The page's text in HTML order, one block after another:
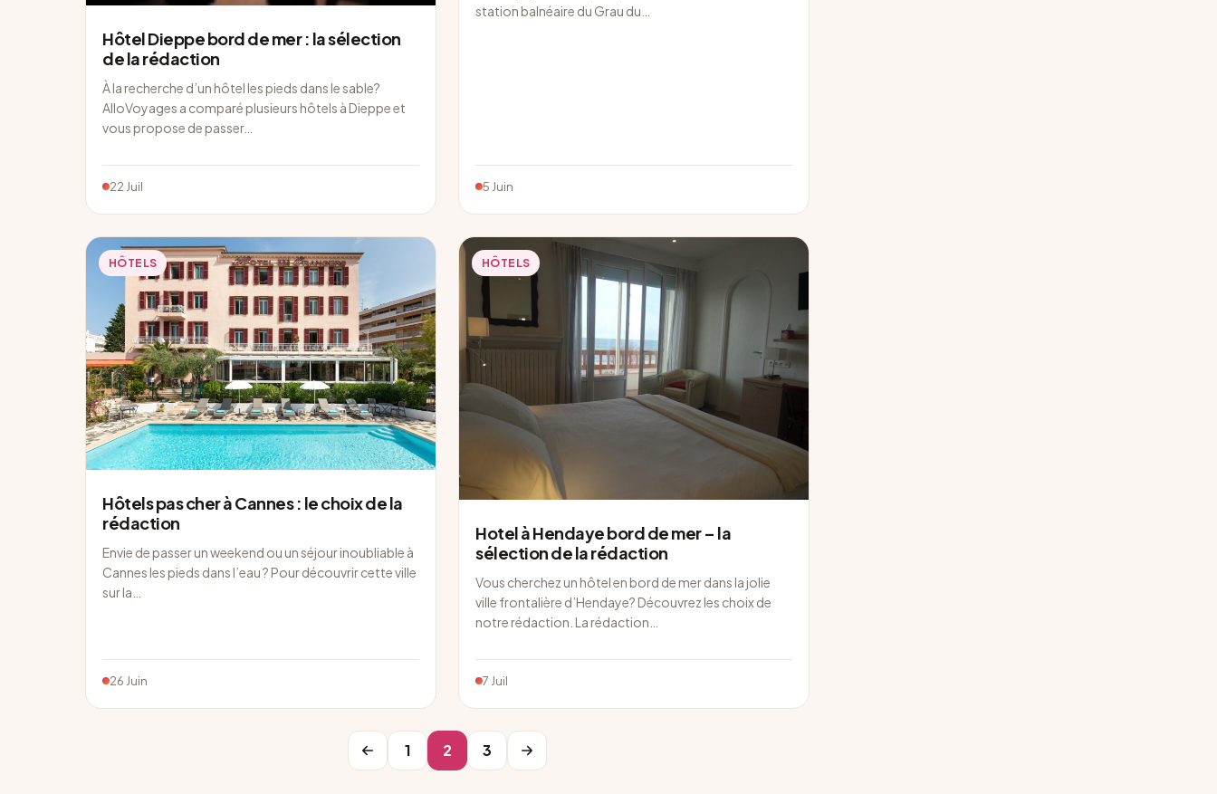
Hôtel Dieppe bord de mer : la sélection
de la rédaction
À la recherche d’un hôtel les pieds dans le sable?
AlloVoyages a comparé plusieurs hôtels à Dieppe et
vous propose de passer…
22 Juil
station balnéaire du Grau du…
5 Juin
HÔTELS
Hôtels pas cher à Cannes : le choix de la
rédaction
Envie de passer un weekend ou un séjour inoubliable à
Cannes les pieds dans l’eau ? Pour découvrir cette ville
sur la…
26 Juin
HÔTELS
Hotel à Hendaye bord de mer – la
sélection de la rédaction
Vous cherchez un hôtel en bord de mer dans la jolie
ville frontalière d’Hendaye? Découvrez les choix de
notre rédaction. La rédaction…
7 Juil
1 2 3